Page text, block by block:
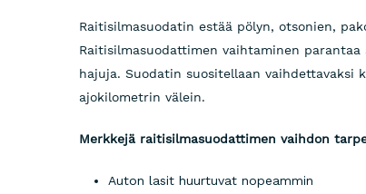
Raitisilmasuodatin estää pölyn, otsonien,
Raitisilmasuodattimen vaihtaminen
hajuja. Suodatin suositellaan vaihdettavaksi
ajokilometrin välein.
Merkkejä raitisilmasuodattimen vaihdon
Auton lasit huurtuvat nopeammin